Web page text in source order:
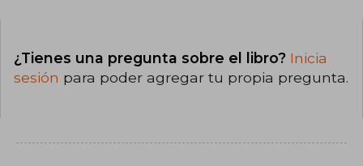
¿Tienes una pregunta sobre el libro? Inicia
sesión para poder agregar tu propia pregunta.